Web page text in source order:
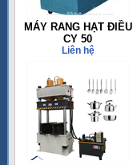
MÁY RANG HẠT ĐIỀU
CY 50
Liên hệ